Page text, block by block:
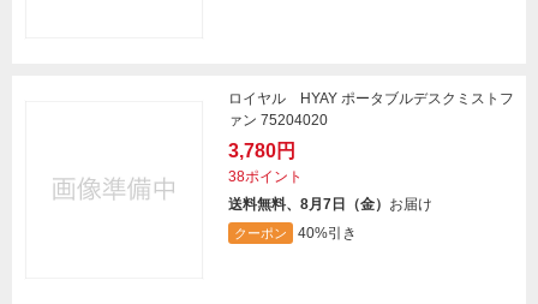
ロイヤル HYAY ポータブルデスクミストフ
ァン 75204020
3,780円
38ポイント
送料無料、8月7日（金） お届け
クーポン 40%引き